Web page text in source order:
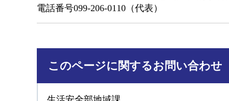
電話番号099-206-0110（代表）
このページに関するお問い合わせ